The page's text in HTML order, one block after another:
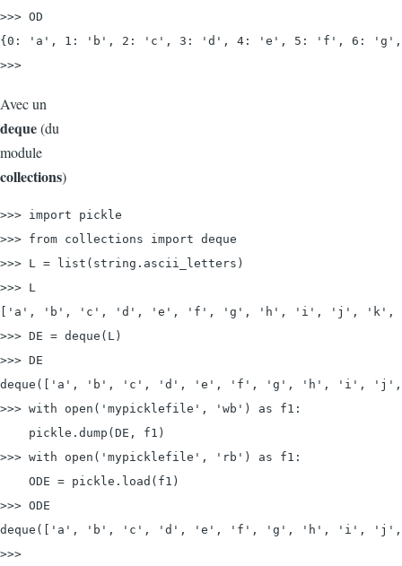
>>> OD
{0: 'a', 1: 'b', 2: 'c', 3: 'd', 4: 'e', 5: 'f', 6: 'g',
>>>
Avec un
deque(du
module
collections)
>>> import pickle
>>> from collections import deque
>>> L = list(string.ascii_letters)
>>> L
['a', 'b', 'c', 'd', 'e', 'f', 'g', 'h', 'i', 'j', 'k',
>>> DE = deque(L)
>>> DE
deque(['a', 'b', 'c', 'd', 'e', 'f', 'g', 'h', 'i',
>>> with open('mypicklefile', 'wb') as f1:
    pickle.dump(DE, f1)
>>> with open('mypicklefile', 'rb') as f1:
    ODE = pickle.load(f1)
>>> ODE
deque(['a', 'b', 'c', 'd', 'e', 'f', 'g', 'h', 'i',
>>>